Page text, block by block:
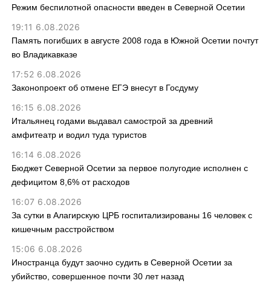
Режим беспилотной опасности введен в Северной Осетии
19:11 6.08.2026
Память погибших в августе 2008 года в Южной Осетии почтут
во Владикавказе
17:52 6.08.2026
Законопроект об отмене ЕГЭ внесут в Госдуму
16:15 6.08.2026
Итальянец годами выдавал самострой за древний
амфитеатр и водил туда туристов
16:14 6.08.2026
Бюджет Северной Осетии за первое полугодие исполнен с
дефицитом 8,6% от расходов
16:07 6.08.2026
За сутки в Алагирскую ЦРБ госпитализированы 16 человек с
кишечным расстройством
15:06 6.08.2026
Иностранца будут заочно судить в Северной Осетии за
убийство, совершенное почти 30 лет назад